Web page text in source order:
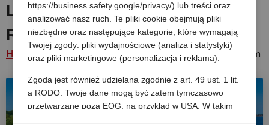
Lanterna Premium Camping
Resort
Home / Chorwacja / Istria / Porec / Lanterna premium
https://business.safety.google/privacy/) lub treści oraz
analizować nasz ruch. Te pliki cookie obejmują pliki
niezbędne oraz następujące kategorie, które wymagają
Twojej zgody: pliki wydajnościowe (analiza i statystyki)
oraz pliki marketingowe (personalizacja i reklama).
Zgoda jest również udzielana zgodnie z art. 49 ust. 1 lit.
a RODO. Twoje dane mogą być zatem tymczasowo
przetwarzane poza EOG, na przykład w USA. W takim